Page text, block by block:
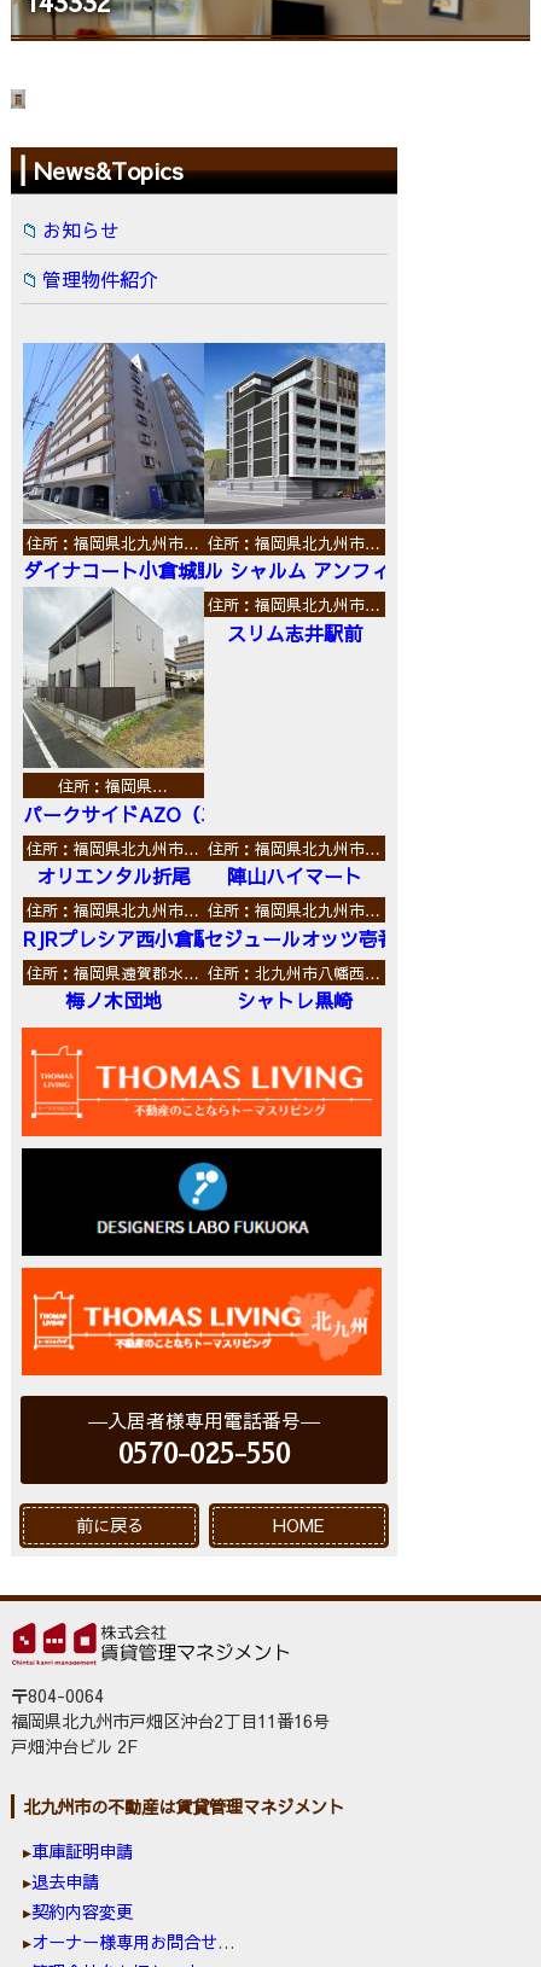
News&Topics
お知らせ
管理物件紹介
住所：福岡県北九州市…
ダイナコート小倉城野
住所：福岡県北九州市…
ル シャルム アンフィニ
住所：福岡県…
パークサイドAZO（エーゼットオー）
住所：福岡県北九州市…
スリム志井駅前
住所：福岡県北九州市…
オリエンタル折尾
住所：福岡県北九州市…
陣山ハイマート
住所：福岡県北九州市…
RJRプレシア西小倉駅前
住所：福岡県北九州市…
セジュールオッツ壱番館
住所：福岡県遠賀郡水…
梅ノ木団地
住所：北九州市八幡西…
シャトレ黒崎
入居者様専用電話番号
0570-025-550
前に戻る HOME
〒804-0064
福岡県北九州市戸畑区沖台2丁目11番16号
戸畑沖台ビル 2F
北九州市の不動産は賃貸管理マネジメント
車庫証明申請
退去申請
契約内容変更
オーナー様専用お問合せ窓口